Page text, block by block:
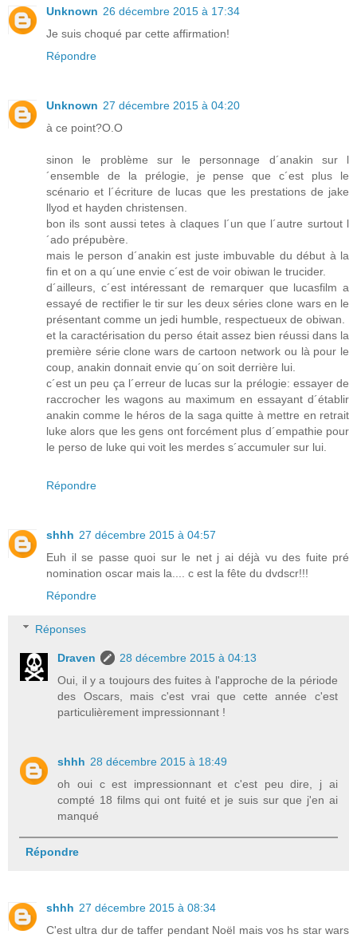
Unknown 26 décembre 2015 à 17:34
Je suis choqué par cette affirmation!
Répondre
Unknown 27 décembre 2015 à 04:20
à ce point?O.O
sinon le problème sur le personnage d´anakin sur l
´ensemble de la prélogie, je pense que c´est plus le
scénario et l´écriture de lucas que les prestations de jake
llyod et hayden christensen.
bon ils sont aussi tetes à claques l´un que l´autre surtout l
´ado prépubère.
mais le person d´anakin est juste imbuvable du début à la
fin et on a qu´une envie c´est de voir obiwan le trucider.
d´ailleurs, c´est intéressant de remarquer que lucasfilm a
essayé de rectifier le tir sur les deux séries clone wars en le
présentant comme un jedi humble, respectueux de obiwan.
et la caractérisation du perso était assez bien réussi dans la
première série clone wars de cartoon network ou là pour le
coup, anakin donnait envie qu´on soit derrière lui.
c´est un peu ça l´erreur de lucas sur la prélogie: essayer de
raccrocher les wagons au maximum en essayant d´établir
anakin comme le héros de la saga quitte à mettre en retrait
luke alors que les gens ont forcément plus d´empathie pour
le perso de luke qui voit les merdes s´accumuler sur lui.
Répondre
shhh 27 décembre 2015 à 04:57
Euh il se passe quoi sur le net j ai déjà vu des fuite pré
nomination oscar mais la.... c est la fête du dvdscr!!!
Répondre
Réponses
Draven
28 décembre 2015 à 04:13
Oui, il y a toujours des fuites à l'approche de la période
des Oscars, mais c'est vrai que cette année c'est
particulièrement impressionnant !
shhh 28 décembre 2015 à 18:49
oh oui c est impressionnant et c'est peu dire, j ai
compté 18 films qui ont fuité et je suis sur que j'en ai
manqué
Répondre
shhh 27 décembre 2015 à 08:34
C'est ultra dur de taffer pendant Noël mais vos hs star wars